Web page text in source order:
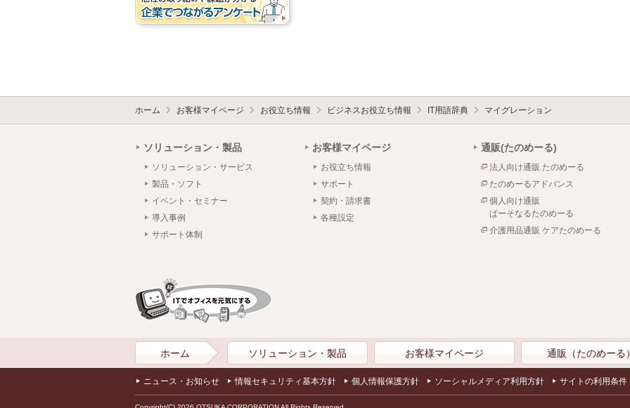
ホーム お客様マイページ お役立ち情報 ビジネスお役立ち情報 IT用語辞典 マイグレーション
ソリューション・製品
ソリューション・サービス
製品・ソフト
イベント・セミナー
導入事例
サポート体制
お客様マイページ
お役立ち情報
サポート
契約・請求書
各種設定
通販(たのめーる)
法人向け通販 たのめーる
たのめーるアドバンス
個人向け通販
ぱーそなるたのめーる
介護用品通販 ケアたのめーる
ホーム ソリューション・製品 お客様マイページ 通販（たのめーる
ニュース・お知らせ 情報セキュリティ基本方針 個人情報保護方針 ソーシャルメディア利用方針 サイトの利用条件